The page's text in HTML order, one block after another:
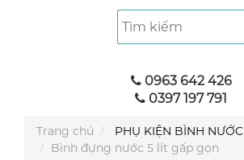
0963 642 426
0397 197 791
Trang chủ
PHỤ KIỆN BÌNH NƯỚC
Bình đựng nước 5 lít gấp gọn